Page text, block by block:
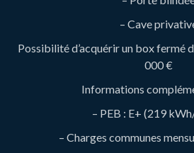
– Cave
Possibilité d’acquérir un box fermé
000 €
Informations
– PEB : E+ (219
– Charges communes